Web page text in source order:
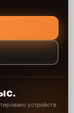
устройств